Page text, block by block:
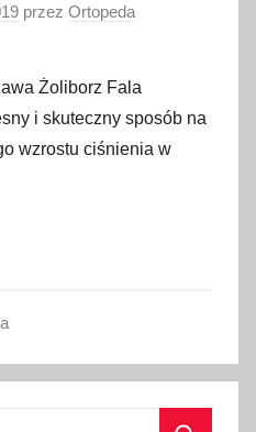
przez Ortopeda
Żoliborz Fala
i skuteczny sposób na
wzrostu ciśnienia w